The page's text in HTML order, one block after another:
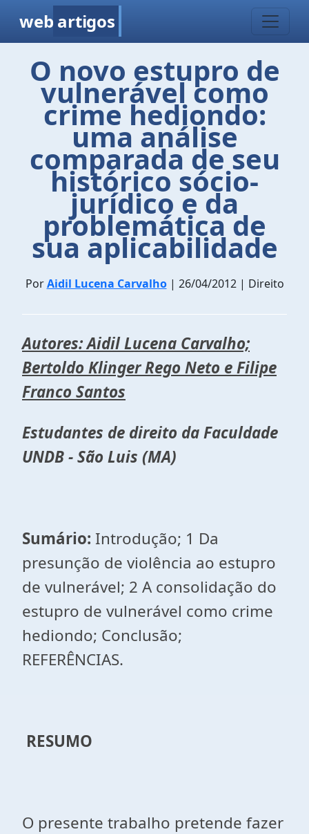
web artigos
O novo estupro de
vulnerável como
crime hediondo:
uma análise
comparada de seu
histórico sócio-
jurídico e da
problemática de
sua aplicabilidade
PorAidil Lucena Carvalho| 26/04/2012 | Direito
Autores: Aidil Lucena Carvalho;
Bertoldo Klinger Rego Neto e Filipe
Franco Santos
Estudantes de direito da Faculdade
UNDB - São Luis (MA)
Sumário: Introdução; 1 Da
presunção de violência ao estupro
de vulnerável; 2 A consolidação do
estupro de vulnerável como crime
hediondo; Conclusão;
REFERÊNCIAS.
RESUMO
O presente trabalho pretende fazer